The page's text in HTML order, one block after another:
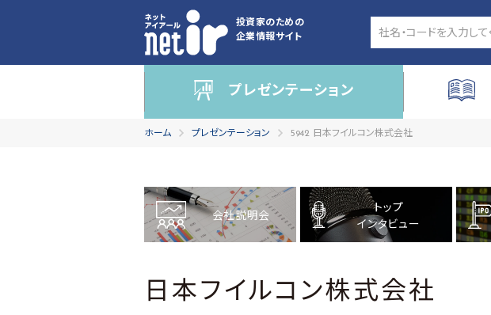
投資家のための
企業情報サイト
プレゼンテーション
ホーム プレゼンテーション 5942 日本フイルコン株式会社
会社説明会
トップ
インタビュー
日本フイルコン株式会社